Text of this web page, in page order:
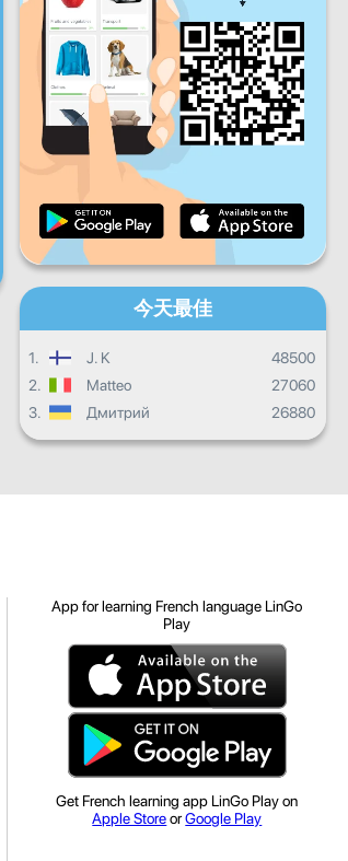
星期六 星期天
每日进度
每月进度
總體進度
今天最佳
1. J. K
48500
2.
Matteo
27060
3.
Дмитрий 26880
App for learning French language LinGo
Play
Get French learning app LinGo Play on
Apple StoreorGoogle Play